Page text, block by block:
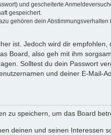
und gescheiterte
gespeichert.
gehören dein
ist. Jedoch wird dir
Board, also geh mit ihm
Solltest du dein Passwort
und deiner E-Mail-
zu speichern, um das Board
deinen und seinen Interessen